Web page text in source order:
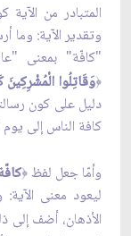
المتبادر من
وتقدير الآية: وما
"كافّة" بمعنى
﴿وَقَاتِلُوا
دليل على كون
كافة الناس إلى يوم
وأمّا جعل لفظ﴿
ليعود معنى
الأذهان، أضف إلى